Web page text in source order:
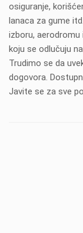
osiguranje,
lanaca za gume
izboru, aerodromu
koju se odlučuju
Trudimo se da
dogovora.
Javite se za sve